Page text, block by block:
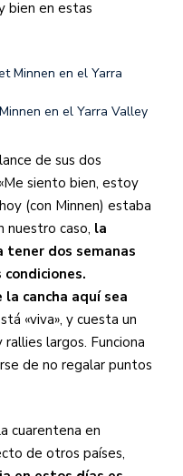
bien en estas
en el Yarra Valley
de sus dos
siento bien, estoy
(con Minnen) estaba
nuestro caso, la
tener dos semanas
cancha aquí sea
«viva», y cuesta un
largos. Funciona
de no regalar puntos
cuarentena en
de otros países,